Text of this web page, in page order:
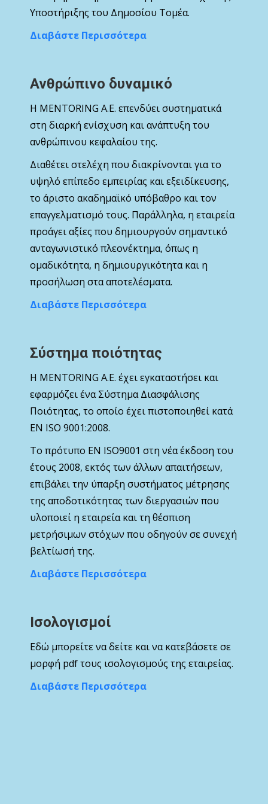
Υποστήριξης του Δημοσίου Τομέα.
Διαβάστε Περισσότερα
Ανθρώπινο δυναμικό
Η MENTORING Α.Ε. επενδύει συστηματικά
στη διαρκή ενίσχυση και ανάπτυξη του
ανθρώπινου κεφαλαίου της.
Διαθέτει στελέχη που διακρίνονται για το
υψηλό επίπεδο εμπειρίας και εξειδίκευσης,
το άριστο ακαδημαϊκό υπόβαθρο και τον
επαγγελματισμό τους. Παράλληλα, η εταιρεία
προάγει αξίες που δημιουργούν σημαντικό
ανταγωνιστικό πλεονέκτημα, όπως η
ομαδικότητα, η δημιουργικότητα και η
προσήλωση στα αποτελέσματα.
Διαβάστε Περισσότερα
Σύστημα ποιότητας
Η MENTORING Α.Ε. έχει εγκαταστήσει και
εφαρμόζει ένα Σύστημα Διασφάλισης
Ποιότητας, το οποίο έχει πιστοποιηθεί κατά
ΕΝ ISO 9001:2008.
Το πρότυπο ΕΝ ISO9001 στη νέα έκδοση του
έτους 2008, εκτός των άλλων απαιτήσεων,
επιβάλει την ύπαρξη συστήματος μέτρησης
της αποδοτικότητας των διεργασιών που
υλοποιεί η εταιρεία και τη θέσπιση
μετρήσιμων στόχων που οδηγούν σε συνεχή
βελτίωσή της.
Διαβάστε Περισσότερα
Ισολογισμοί
Εδώ μπορείτε να δείτε και να κατεβάσετε σε
μορφή pdf τους ισολογισμούς της εταιρείας.
Διαβάστε Περισσότερα